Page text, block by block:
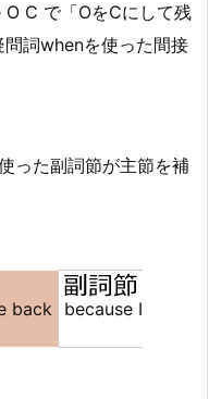
O C で「OをCにして残
詞whenを使った間接
った副詞節が主節を補
back because I